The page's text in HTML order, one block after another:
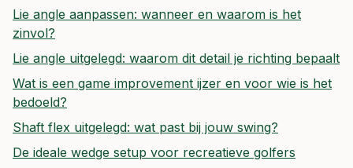
Lie angle aanpassen: wanneer en waarom is het
zinvol?
Lie angle uitgelegd: waarom dit detail je richting bepaalt
Wat is een game improvement ijzer en voor wie is het
bedoeld?
Shaft flex uitgelegd: wat past bij jouw swing?
De ideale wedge setup voor recreatieve golfers